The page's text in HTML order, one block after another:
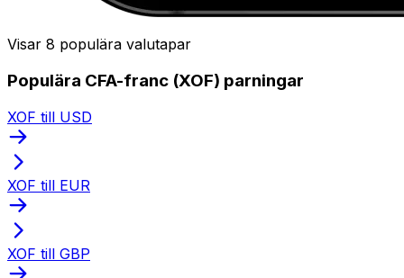
Visar 8 populära valutapar
Populära CFA-franc (XOF) parningar
XOF till USD
XOF till EUR
XOF till GBP